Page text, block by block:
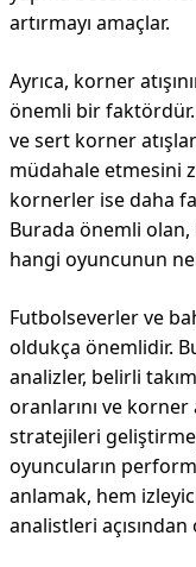
artırmayı amaçlar.
Ayrıca, korner
önemli bir faktördür.
ve sert korner
müdahale etmesini
kornerler ise daha
Burada önemli olan,
hangi oyuncunun
Futbolseverler ve
oldukça önemlidir.
analizler, belirli
oranlarını ve korner
stratejileri
oyuncuların
anlamak, hem
analistleri